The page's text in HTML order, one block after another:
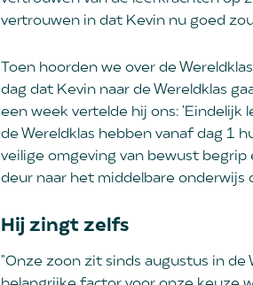
vertrouwen in dat Kevin nu goed
Toen hoorden we over de
dag dat Kevin naar de Wereldklas
een week vertelde hij ons: 'Eindelijk
de Wereldklas hebben vanaf dag 1
veilige omgeving van bewust
deur naar het middelbare onderwijs
Hij zingt zelfs
"Onze zoon zit sinds augustus in de